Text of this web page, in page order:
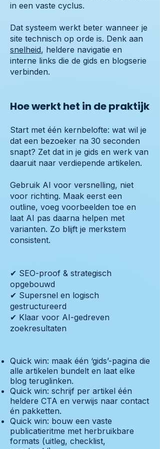
in een vaste cyclus.
Dat systeem werkt beter wanneer je
site technisch op orde is. Denk aan
snelheid, heldere navigatie en
interne links die de gids en blogserie
verbinden.
Hoe werkt het in de praktijk
Start met één kernbelofte: wat wil je
dat een bezoeker na 30 seconden
snapt? Zet dat in je gids en werk van
daaruit naar verdiepende artikelen.
Gebruik AI voor versnelling, niet
voor richting. Maak eerst een
outline, voeg voorbeelden toe en
laat AI pas daarna helpen met
varianten. Zo blijft je merkstem
consistent.
✔ SEO-proof & strategisch
opgebouwd
✔ Supersnel en logisch
gestructureerd
✔ Klaar voor AI-gedreven
zoekresultaten
Quick win: maak één ‘gids’-pagina die
alle artikelen bundelt en laat elke
blog teruglinken.
Quick win: schrijf per artikel één
heldere CTA en verwijs naar contact
én pakketten.
Quick win: bouw een vaste
publicatieritme met herbruikbare
formats (uitleg, checklist,